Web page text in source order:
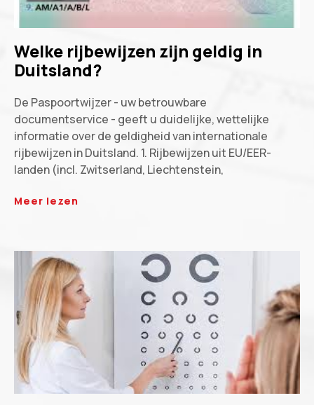
Welke rijbewijzen zijn geldig in
Duitsland?
De Paspoortwijzer - uw betrouwbare
documentservice - geeft u duidelijke, wettelijke
informatie over de geldigheid van internationale
rijbewijzen in Duitsland. 1. Rijbewijzen uit EU/EER-
landen (incl. Zwitserland, Liechtenstein,
Meer lezen